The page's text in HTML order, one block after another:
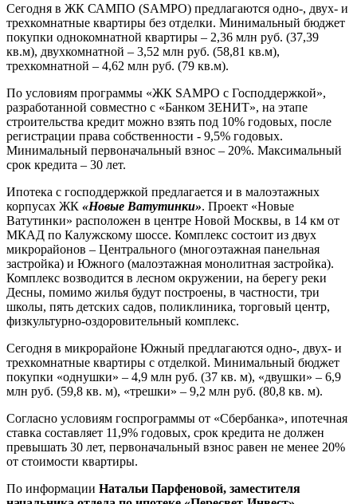
Сегодня в ЖК САМПО (SAMPO) предлагаются одно-, двух- и
трехкомнатные квартиры без отделки. Минимальный бюджет
покупки однокомнатной квартиры – 2,36 млн руб. (37,39
кв.м), двухкомнатной – 3,52 млн руб. (58,81 кв.м),
трехкомнатной – 4,62 млн руб. (79 кв.м).
По условиям программы «ЖК SAMPO с Господдержкой»,
разработанной совместно с «Банком ЗЕНИТ», на этапе
строительства кредит можно взять под 10% годовых, после
регистрации права собственности - 9,5% годовых.
Минимальный первоначальный взнос – 20%. Максимальный
срок кредита – 30 лет.
Ипотека с господдержкой предлагается и в малоэтажных
корпусах ЖК «Новые Ватутинки». Проект «Новые
Ватутинки» расположен в центре Новой Москвы, в 14 км от
МКАД по Калужскому шоссе. Комплекс состоит из двух
микрорайонов – Центрального (многоэтажная панельная
застройка) и Южного (малоэтажная монолитная застройка).
Комплекс возводится в лесном окружении, на берегу реки
Десны, помимо жилья будут построены, в частности, три
школы, пять детских садов, поликлиника, торговый центр,
физкультурно-оздоровительный комплекс.
Сегодня в микрорайоне Южный предлагаются одно-, двух- и
трехкомнатные квартиры с отделкой. Минимальный бюджет
покупки «однушки» – 4,9 млн руб. (37 кв. м), «двушки» – 6,9
млн руб. (59,8 кв. м), «трешки» – 9,2 млн руб. (80,8 кв. м).
Согласно условиям госпрограммы от «Сбербанка», ипотечная
ставка составляет 11,9% годовых, срок кредита не должен
превышать 30 лет, первоначальный взнос равен не менее 20%
от стоимости квартиры.
По информации Натальи Парфеновой, заместителя